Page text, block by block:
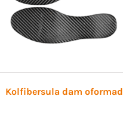
Kolfibersula dam oformad